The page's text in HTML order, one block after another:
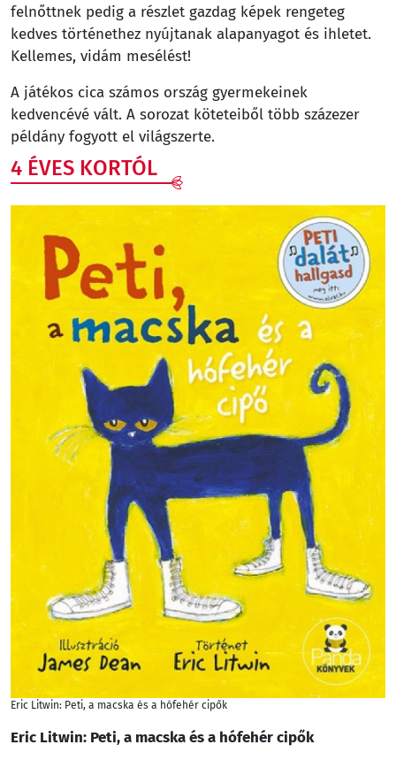
felnőttnek pedig a részlet gazdag képek rengeteg
kedves történethez nyújtanak alapanyagot és ihletet.
Kellemes, vidám mesélést!
A játékos cica számos ország gyermekeinek
kedvencévé vált. A sorozat köteteiből több százezer
példány fogyott el világszerte.
4 ÉVES KORTÓL
Eric Litwin: Peti, a macska és a hófehér cipők
Eric Litwin: Peti, a macska és a hófehér cipők